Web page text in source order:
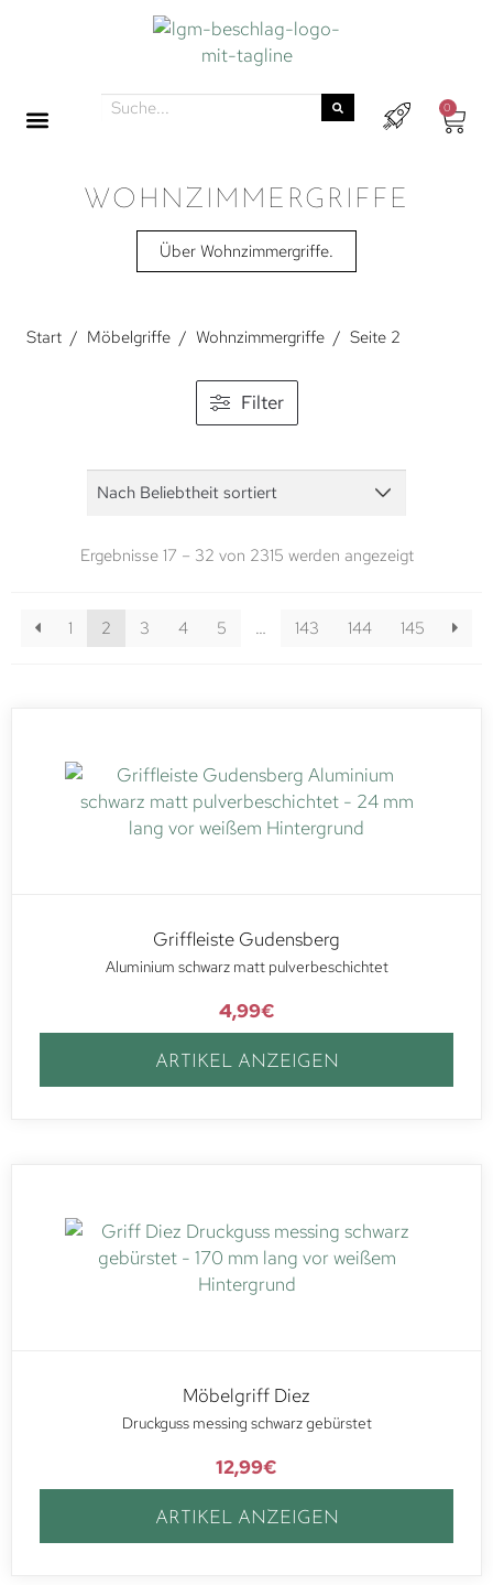
0
WOHNZIMMERGRIFFE
Über Wohnzimmergriffe.
Start / Möbelgriffe / Wohnzimmergriffe / Seite 2
Filter
Ergebnisse 17 – 32 von 2315 werden angezeigt
1 2 3 4 5 … 143 144 145
Griffleiste Gudensberg
Aluminium schwarz matt pulverbeschichtet
4,99€
ARTIKEL ANZEIGEN
Möbelgriff Diez
Druckguss messing schwarz gebürstet
12,99€
ARTIKEL ANZEIGEN